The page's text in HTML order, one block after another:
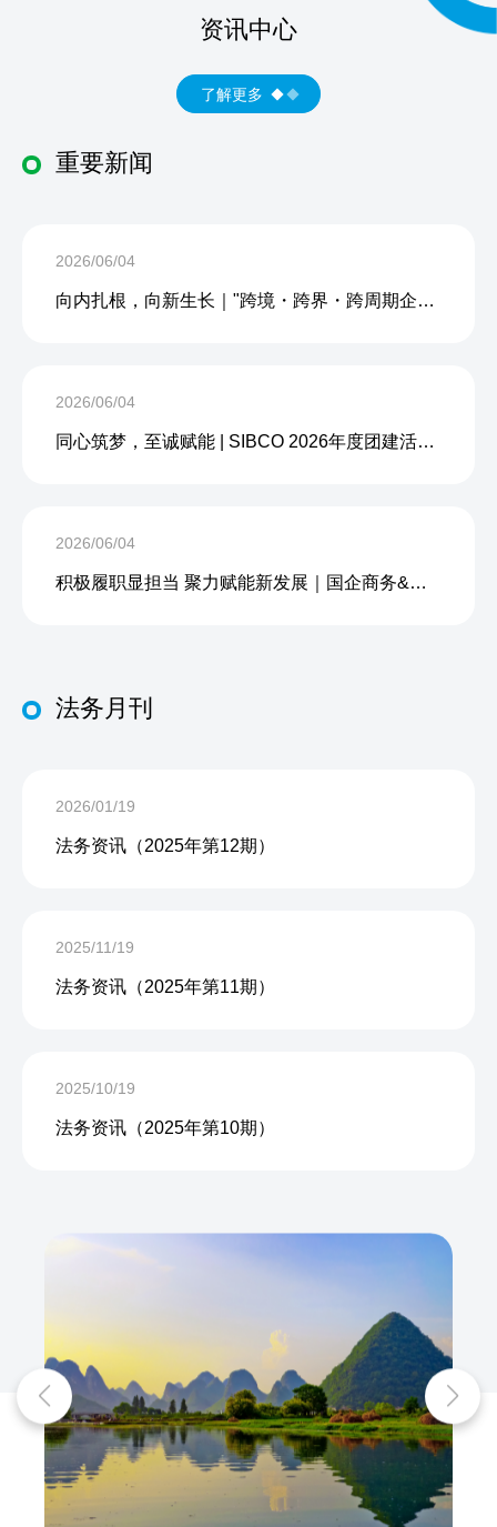
资讯中心
了解更多
重要新闻
2026/06/04
向内扎根，向新生长｜"跨境・跨界・跨周期企业内生力沙龙"成功举办
2026/06/04
同心筑梦，至诚赋能 | SIBCO 2026年度团建活动圆满收官
2026/06/04
积极履职显担当 聚力赋能新发展｜国企商务&中企人力出席上海现代服务业联合会第五届会员大会第三次会议暨2026服务业高质量发展大会
法务月刊
2026/01/19
法务资讯（2025年第12期）
2025/11/19
法务资讯（2025年第11期）
2025/10/19
法务资讯（2025年第10期）